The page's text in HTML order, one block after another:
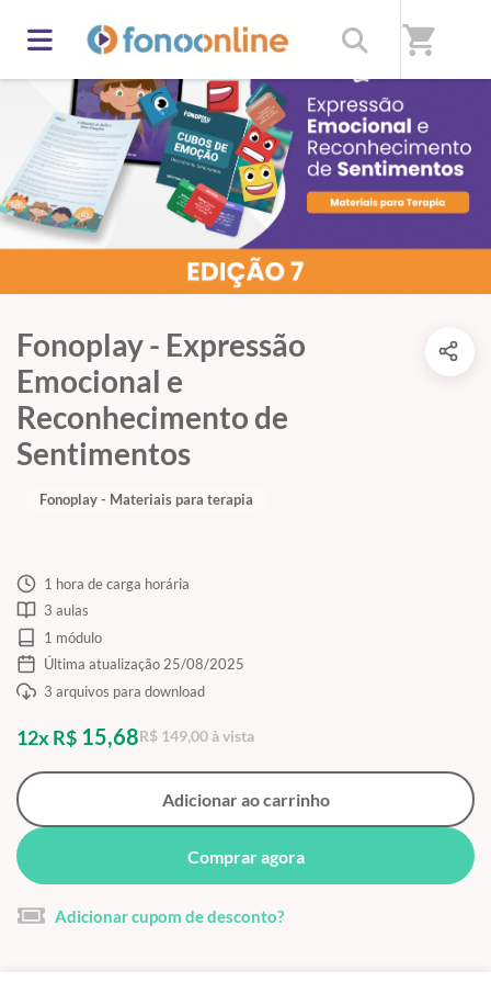
shopping_cart
Fonoplay - Expressão
Emocional e
Reconhecimento de
Sentimentos
Fonoplay - Materiais para terapia
1 hora de carga horária
3 aulas
1 módulo
Última atualização 25/08/2025
3 arquivos para download
12x R$ 15,68R$ 149,00 à vista
Adicionar ao carrinho
Comprar agora
Adicionar cupom de desconto?